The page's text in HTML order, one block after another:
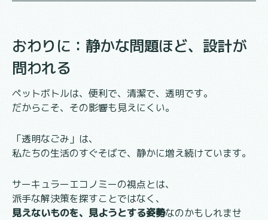
おわりに：静かな問題ほど、設計が
問われる
ペットボトルは、便利で、清潔で、透明です。
だからこそ、その影響も見えにくい。
「透明なごみ」は、
私たちの生活のすぐそばで、静かに増え続けています。
サーキュラーエコノミーの視点とは、
派手な解決策を探すことではなく、
見えないものを、見ようとする姿勢なのかもしれませ